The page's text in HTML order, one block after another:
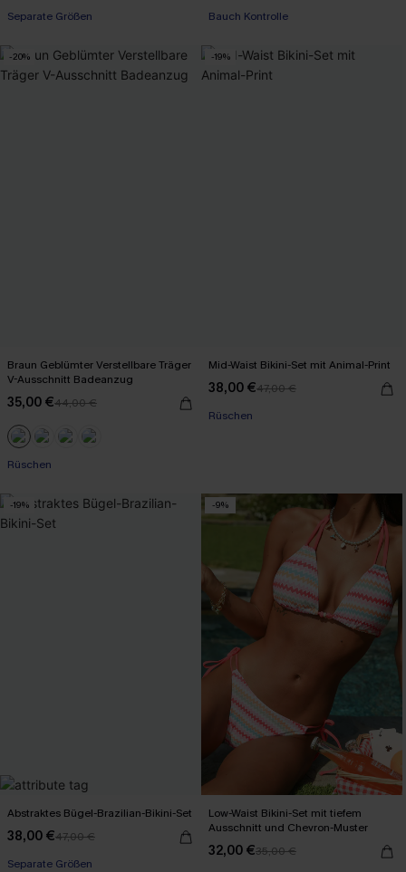
Separate Größen
Bauch Kontrolle
-20%
Braun Geblümter Verstellbare Träger
V-Ausschnitt Badeanzug
35,00 €44,00 €
Rüschen
-19%
Mid-Waist Bikini-Set mit Animal-Print
38,00 €47,00 €
Rüschen
-19%
Abstraktes Bügel-Brazilian-Bikini-Set
38,00 €47,00 €
Separate Größen
-9%
Low-Waist Bikini-Set mit tiefem
Ausschnitt und Chevron-Muster
32,00 €35,00 €